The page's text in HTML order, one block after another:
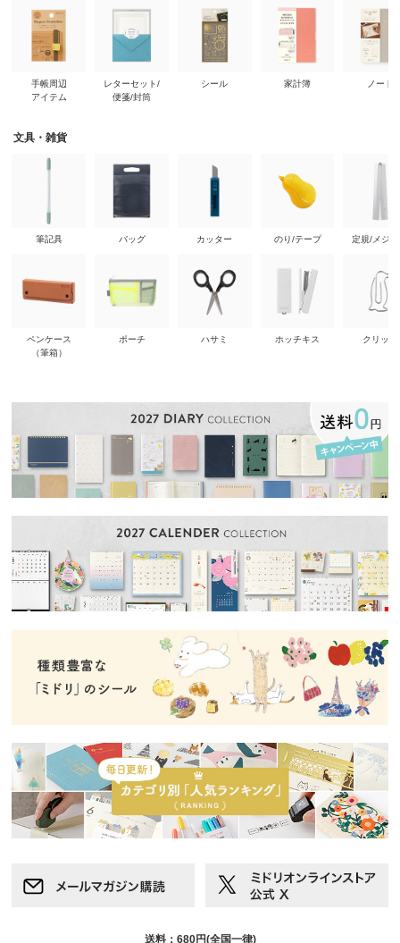
手帳周辺
アイテム
レターセット/
便箋/封筒
シール 家計簿 ノート
文具・雑貨
筆記具
ペンケース
（筆箱）
バッグ
ポーチ
カッター
ハサミ
のり/テープ
ホッチキス
定規/メジ
クリップ
送料：680円(全国一律)